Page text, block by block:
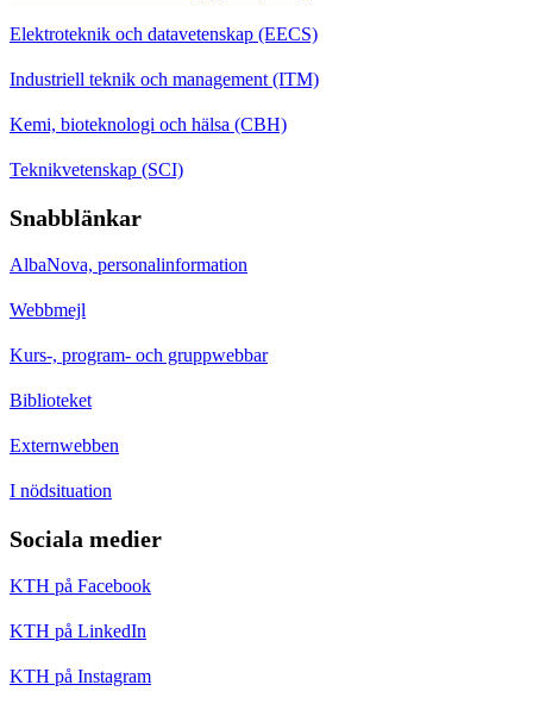
Elektroteknik och datavetenskap (EECS)
Industriell teknik och management (ITM)
Kemi, bioteknologi och hälsa (CBH)
Teknikvetenskap (SCI)
Snabblänkar
AlbaNova, personalinformation
Webbmejl
Kurs-, program- och gruppwebbar
Biblioteket
Externwebben
I nödsituation
Sociala medier
KTH på Facebook
KTH på LinkedIn
KTH på Instagram